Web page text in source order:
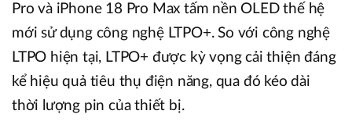
Pro và iPhone 18 Pro Max tấm nền OLED thế hệ
mới sử dụng công nghệ LTPO+. So với công nghệ
LTPO hiện tại, LTPO+ được kỳ vọng cải thiện đáng
kể hiệu quả tiêu thụ điện năng, qua đó kéo dài
thời lượng pin của thiết bị.